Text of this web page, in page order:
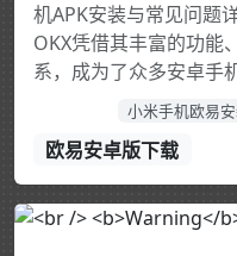
机APK安装与常见问题
OKX凭借其丰富的功能
系，成为了众多安卓手
小米手机欧易
欧易安卓版下载